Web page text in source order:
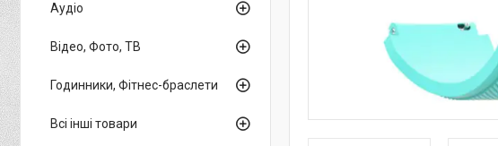
Аудіо
Відео, Фото, ТВ
Годинники, Фітнес-браслети
Всі інші товари